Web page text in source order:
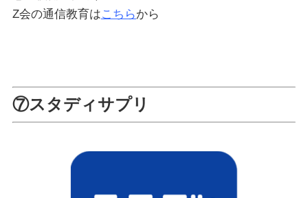
Z会の通信教育はこちらから
⑦スタディサプリ